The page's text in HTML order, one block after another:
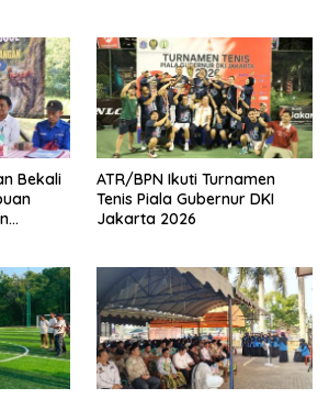
Bekali
ATR/BPN Ikuti Turnamen
Tenis Piala Gubernur DKI
Jakarta 2026